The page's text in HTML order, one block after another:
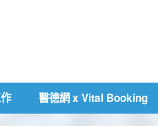
醫德網 x Vital Booking